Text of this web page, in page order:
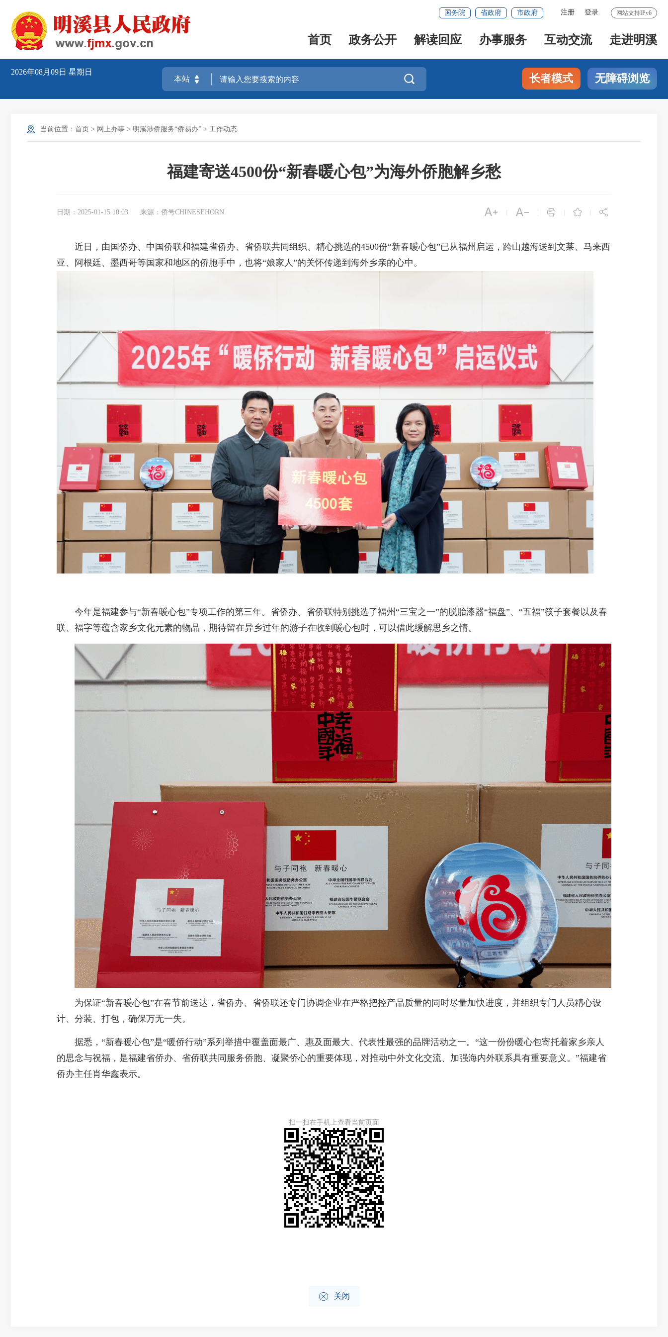
网站支持IPv6
注册 登录
国务院 省政府 市政府
首页 政务公开 解读回应 办事服务 互动交流 走进明溪
2026年08月09日 星期日
 长者模式 无障碍浏览
当前位置： 首页 > 网上办事 > 明溪涉侨服务“侨易办” > 工作动态
福建寄送4500份“新春暖心包”为海外侨胞解乡愁
日期：2025-01-15 10:03 来源：侨号CHINESEHORN     
近日，由国侨办、中国侨联和福建省侨办、省侨联共同组织、精心挑选的4500份“新春暖心包”已从福州启运，跨山越海送到文莱、马来西
亚、阿根廷、墨西哥等国家和地区的侨胞手中，也将“娘家人”的关怀传递到海外乡亲的心中。
今年是福建参与“新春暖心包”专项工作的第三年。省侨办、省侨联特别挑选了福州“三宝之一”的脱胎漆器“福盘”、“五福”筷子套餐以及春
联、福字等蕴含家乡文化元素的物品，期待留在异乡过年的游子在收到暖心包时，可以借此缓解思乡之情。
为保证“新春暖心包”在春节前送达，省侨办、省侨联还专门协调企业在严格把控产品质量的同时尽量加快进度，并组织专门人员精心设
计、分装、打包，确保万无一失。
据悉，“新春暖心包”是“暖侨行动”系列举措中覆盖面最广、惠及面最大、代表性最强的品牌活动之一。“这一份份暖心包寄托着家乡亲人
的思念与祝福，是福建省侨办、省侨联共同服务侨胞、凝聚侨心的重要体现，对推动中外文化交流、加强海内外联系具有重要意义。”福建省
侨办主任肖华鑫表示。
扫一扫在手机上查看当前页面
 关闭